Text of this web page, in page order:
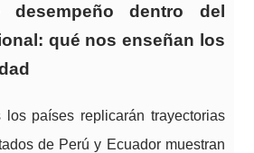
dentro del
qué nos enseñan los
países replicarán trayectorias
de Perú y Ecuador muestran